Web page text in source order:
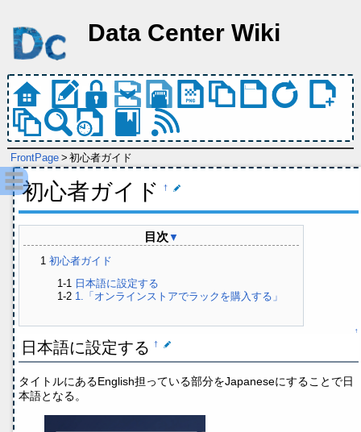
Data Center Wiki
FrontPage > 初心者ガイド
初心者ガイド †
目次 ▼
初心者ガイド
日本語に設定する
1.「オンラインストアでラックを購入する」
↑
日本語に設定する †
タイトルにあるEnglish担っている部分をJapaneseにすることで日
本語となる。